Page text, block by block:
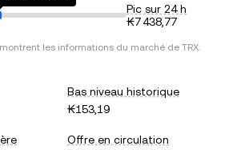
Pic sur 24 h
₭7 438,77
les informations du marché de TRX.
Bas niveau historique
₭153,19
Offre en circulation